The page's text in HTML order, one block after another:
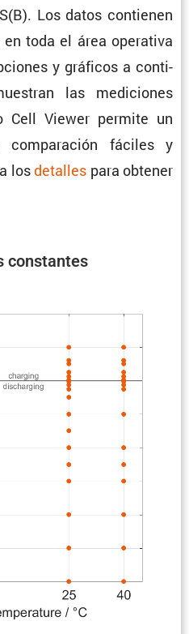
Los datos contienen
toda el área opera­tiva
y gráficos a conti­
las mediciones
Cell Viewer permite un
compa­ra­ción fáciles y
losdetalles para obtener
constantes